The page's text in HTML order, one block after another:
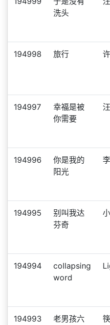
洗头
194998 旅行
194997
幸福是被
你需要
194996
你是我的
阳光
194995
别叫我达
芬奇
194994
collapsing
word
194993
老男孩六